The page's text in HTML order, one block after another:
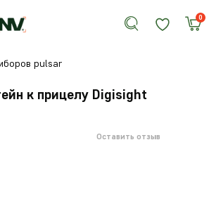
0
pulsar
к прицелу Digisight
Оставить отзыв